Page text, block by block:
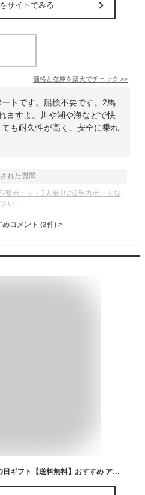
サイトでみる
価格と在庫を楽天でチェック >>
トです。船検不要です。2馬
ますよ。川や湖や海などで快
も耐久性が高く、安全に乗れ
れた質問
要ボート！3人乗りの2馬力ボートな
い。
コメント (2件) >
★6/1限定5%OFFクーポン★父の日ギフト【送料無料】おすすめ アウトドア ボート プレジャー フィッシング ゴム 3人乗り 竿立て バス釣り 海釣り 大型 オール インフレータブル クッション キャリーバッグ 船外機 ad270 ギフト